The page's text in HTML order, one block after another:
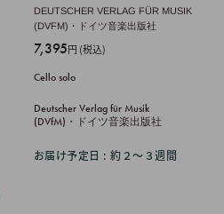
DEUTSCHER VERLAG FÜR MUSIK
(DVFM)・ドイツ音楽出版社
販
価
格
7,395円 (税込)
Cello solo
Deutscher Verlag für Musik
(DVfM)・ドイツ音楽出版社
お届け予定日 : 約２〜３週間